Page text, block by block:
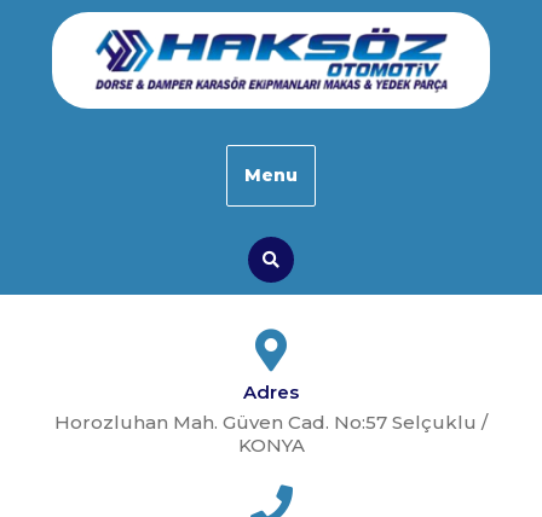
content
Menu
Search
Adres
Horozluhan Mah. Güven Cad. No:57 Selçuklu /
KONYA